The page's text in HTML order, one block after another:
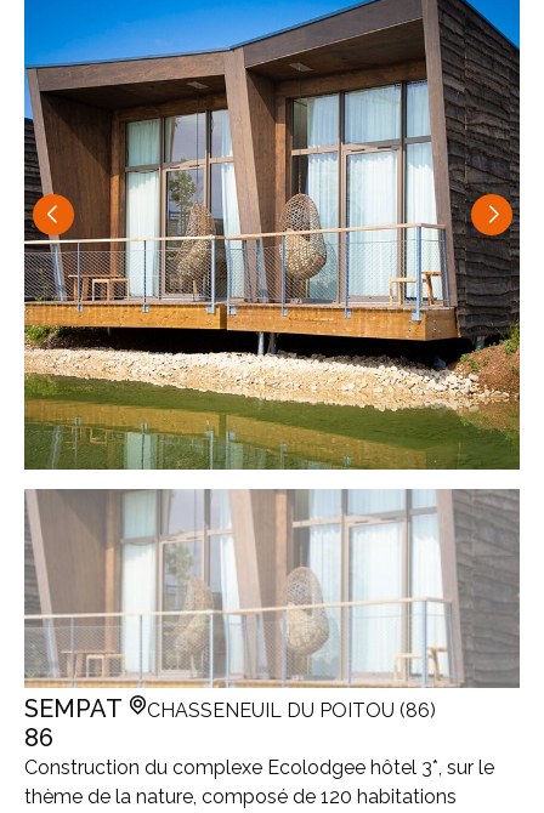
SEMPAT
86
CHASSENEUIL DU POITOU (86)
Construction du complexe Ecolodgee hôtel 3*, sur le
thème de la nature, composé de 120 habitations